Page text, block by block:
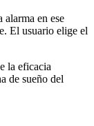
alarma en ese
El usuario elige el
la eficacia
de sueño del